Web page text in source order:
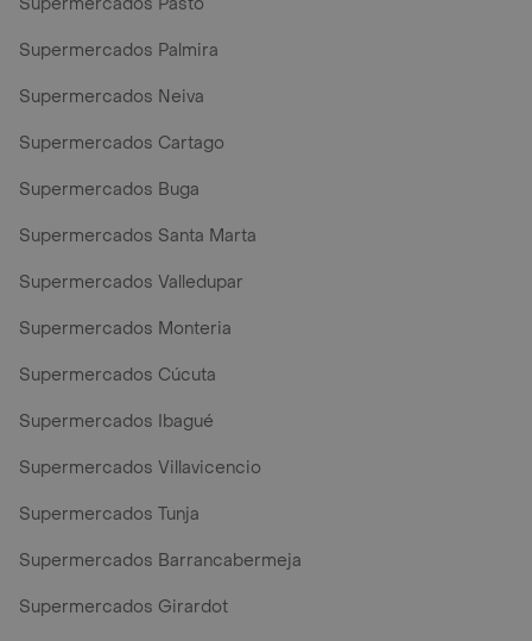
Supermercados Palmira
Supermercados Neiva
Supermercados Cartago
Supermercados Buga
Supermercados Santa Marta
Supermercados Valledupar
Supermercados Monteria
Supermercados Cúcuta
Supermercados Ibagué
Supermercados Villavicencio
Supermercados Tunja
Supermercados Barrancabermeja
Supermercados Girardot